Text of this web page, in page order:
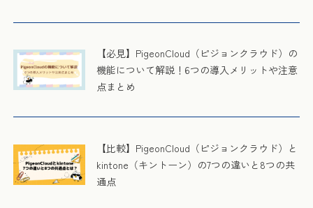
【必見】PigeonCloud（ピジョンクラウド）の
機能について解説！6つの導入メリットや注意
点まとめ
【比較】PigeonCloud（ピジョンクラウド）と
kintone（キントーン）の7つの違いと8つの共
通点